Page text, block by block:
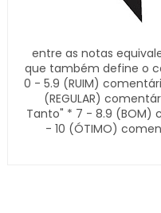
entre as notas
que também define o
0 - 5.9 (RUIM)
(REGULAR)
Tanto" * 7 - 8.9 (BOM)
- 10 (ÓTIMO)